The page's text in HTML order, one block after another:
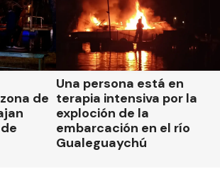
de
Una persona está en
terapia intensiva por la
exploción de la
embarcación en el río
Gualeguaychú